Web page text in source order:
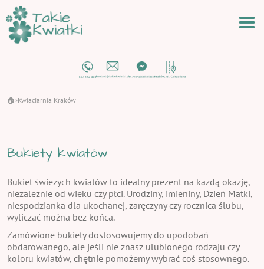
🏠 ›Kwiaciarnia Kraków
Bukiety kwiatów
Bukiet świeżych kwiatów to idealny prezent na każdą okazję,
niezależnie od wieku czy płci. Urodziny, imieniny, Dzień Matki,
niespodzianka dla ukochanej, zaręczyny czy rocznica ślubu,
wyliczać można bez końca.
Zamówione bukiety dostosowujemy do upodobań
obdarowanego, ale jeśli nie znasz ulubionego rodzaju czy
koloru kwiatów, chętnie pomożemy wybrać coś stosownego.